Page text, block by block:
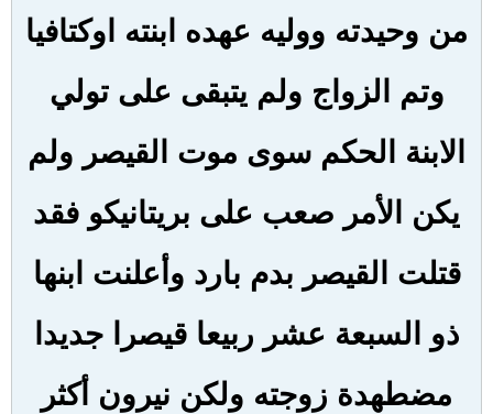
من وحيدته ووليه عهده ابنته اوكتافيا
وتم الزواج ولم يتبقى على تولي
الابنة الحكم سوى موت القيصر ولم
يكن الأمر صعب على بريتانيكو فقد
قتلت القيصر بدم بارد وأعلنت ابنها
ذو السبعة عشر ربيعا قيصرا جديدا
مضطهدة زوجته ولكن نيرون أكثر